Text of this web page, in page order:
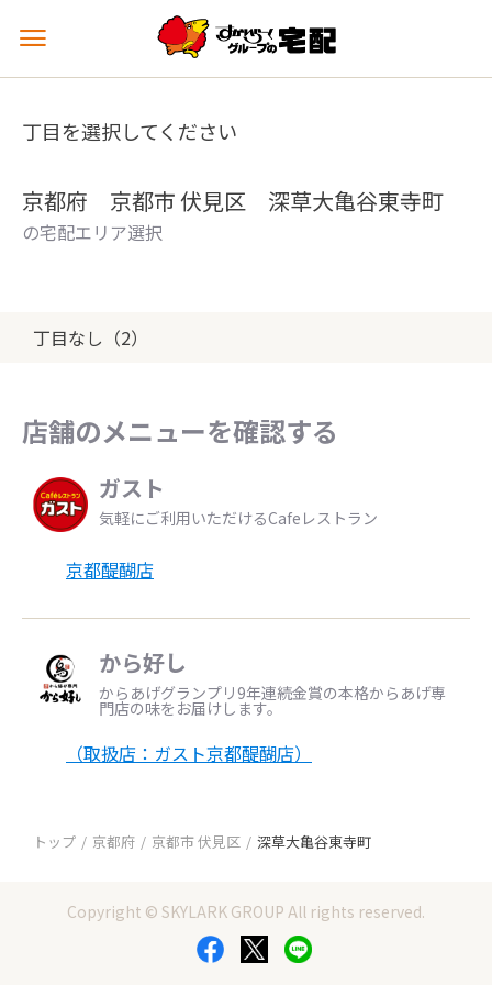
メ
ュ
を
丁目を選択してください
京都府 京都市 伏見区 深草大亀谷東寺町
の宅配エリア選択
丁目なし（2）
店舗のメニューを確認する
ガスト
気軽にご利用いただけるCafeレストラン
京都醍醐店
から好し
からあげグランプリ9年連続金賞の本格からあげ専
門店の味をお届けします。
（取扱店：ガスト京都醍醐店）
トップ 京都府 京都市 伏見区 深草大亀谷東寺町
Copyright © SKYLARK GROUP All rights reserved.